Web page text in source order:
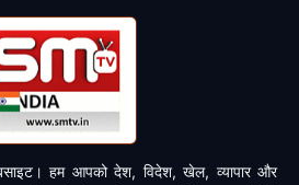
हम आपको देश, विदेश, खेल, व्यापार और